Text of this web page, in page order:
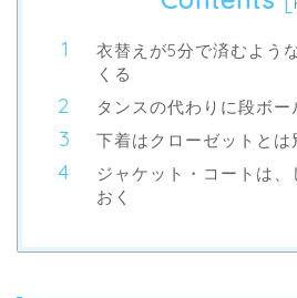
衣替えが5分で済むよう
くる
タンスの代わりに段ボー
下着はクローゼットとは
ジャケット・コートは
おく